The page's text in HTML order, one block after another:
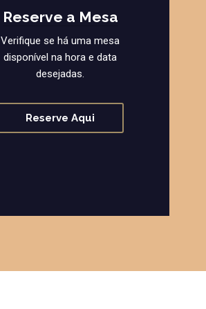
Reserve a Mesa
Verifique se há uma mesa
disponível na hora e data
desejadas.
Reserve Aqui